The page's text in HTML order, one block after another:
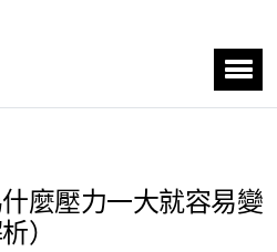
麼壓力一大就容易變
）